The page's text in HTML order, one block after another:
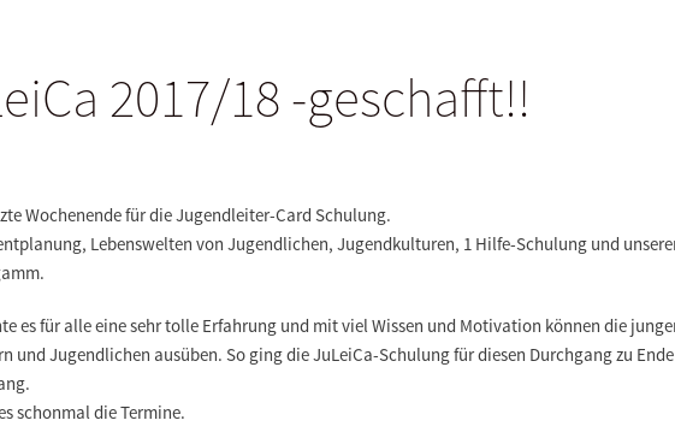
2017/18 -geschafft!!
Wochenende für dieJugendleiter-Card Schulung.
Lebenswelten von Jugendlichen, Jugendkulturen, 1 Hilfe-Schulung und
es für alle eine sehr tolle Erfahrung und mit viel Wissen und Motivation können die
und Jugendlichen ausüben. So ging die JuLeiCa-Schulung für diesen Durchgang zu
schonmal die Termine.